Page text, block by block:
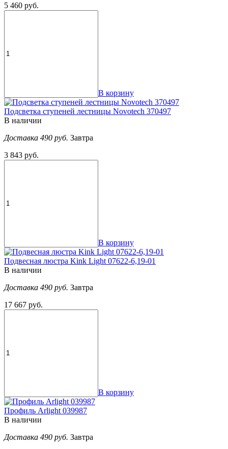
5 460 руб.
В корзину
Подсветка ступеней лестницы Novotech 370497
В наличии
Доставка 490 руб. Завтра
3 843 руб.
В корзину
Подвесная люстра Kink Light 07622-6,19-01
В наличии
Доставка 490 руб. Завтра
17 667 руб.
В корзину
Профиль Arlight 039987
В наличии
Доставка 490 руб. Завтра